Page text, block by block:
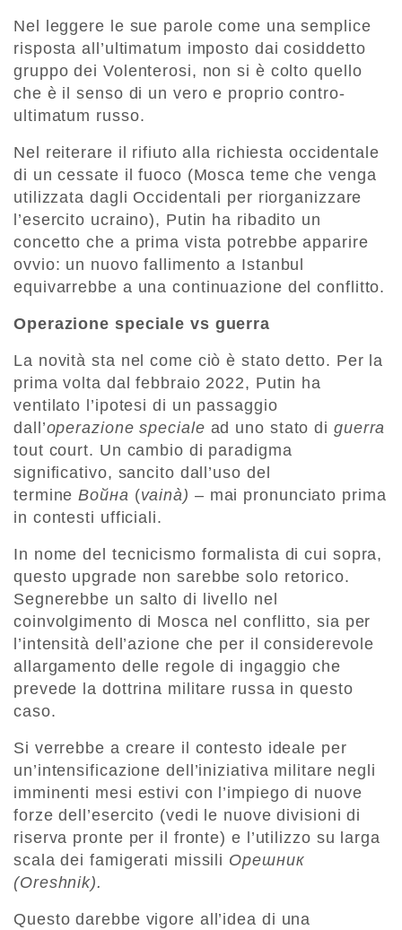
Nel leggere le sue parole come una semplice
risposta all’ultimatum imposto dai cosiddetto
gruppo dei Volenterosi, non si è colto quello
che è il senso di un vero e proprio contro-
ultimatum russo.
Nel reiterare il rifiuto alla richiesta occidentale
di un cessate il fuoco (Mosca teme che venga
utilizzata dagli Occidentali per riorganizzare
l’esercito ucraino), Putin ha ribadito un
concetto che a prima vista potrebbe apparire
ovvio: un nuovo fallimento a Istanbul
equivarrebbe a una continuazione del conflitto.
Operazione speciale vs guerra
La novità sta nel come ciò è stato detto. Per la
prima volta dal febbraio 2022, Putin ha
ventilato l’ipotesi di un passaggio
dall’operazione speciale ad uno stato di guerra
tout court. Un cambio di paradigma
significativo, sancito dall’uso del
termineВойна (vainà) – mai pronunciato prima
in contesti ufficiali.
In nome del tecnicismo formalista di cui sopra,
questo upgrade non sarebbe solo retorico.
Segnerebbe un salto di livello nel
coinvolgimento di Mosca nel conflitto, sia per
l’intensità dell’azione che per il considerevole
allargamento delle regole di ingaggio che
prevede la dottrina militare russa in questo
caso.
Si verrebbe a creare il contesto ideale per
un’intensificazione dell’iniziativa militare negli
imminenti mesi estivi con l’impiego di nuove
forze dell’esercito (vedi le nuove divisioni di
riserva pronte per il fronte) e l’utilizzo su larga
scala dei famigerati missili Орешник
(Oreshnik).
Questo darebbe vigore all’idea di una